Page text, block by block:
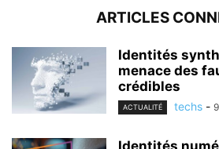
ARTICLES
Identités
menace des
crédibles
ACTUALITÉ techs -